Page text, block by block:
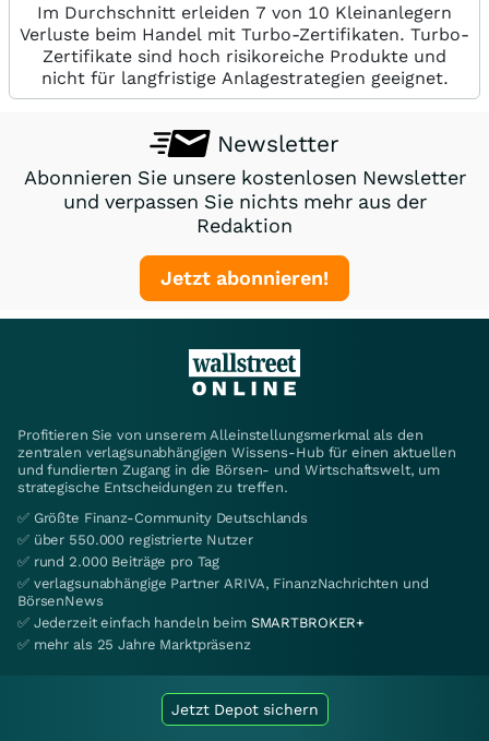
Im Durchschnitt erleiden 7 von 10 Kleinanlegern
Verluste beim Handel mit Turbo-Zertifikaten. Turbo-
Zertifikate sind hoch risikoreiche Produkte und
nicht für langfristige Anlagestrategien geeignet.
Newsletter
Abonnieren Sie unsere kostenlosen Newsletter
und verpassen Sie nichts mehr aus der
Redaktion
Jetzt abonnieren!
Profitieren Sie von unserem Alleinstellungsmerkmal als den
zentralen verlagsunabhängigen Wissens-Hub für einen aktuellen
und fundierten Zugang in die Börsen- und Wirtschaftswelt, um
strategische Entscheidungen zu treffen.
✅ Größte Finanz-Community Deutschlands
✅ über 550.000 registrierte Nutzer
✅ rund 2.000 Beiträge pro Tag
✅ verlagsunabhängige Partner ARIVA, FinanzNachrichten und
BörsenNews
✅ Jederzeit einfach handeln beim SMARTBROKER+
✅ mehr als 25 Jahre Marktpräsenz
Jetzt Depot sichern